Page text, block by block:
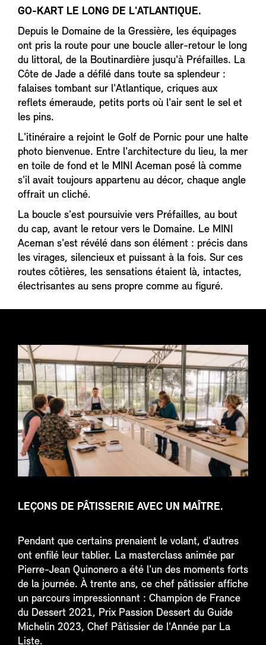
GO-KART LE LONG DE L'ATLANTIQUE.
Depuis le Domaine de la Gressière, les équipages
ont pris la route pour une boucle aller-retour le long
du littoral, de la Boutinardière jusqu'à Préfailles. La
Côte de Jade a défilé dans toute sa splendeur :
falaises tombant sur l'Atlantique, criques aux
reflets émeraude, petits ports où l'air sent le sel et
les pins.
L'itinéraire a rejoint le Golf de Pornic pour une halte
photo bienvenue. Entre l'architecture du lieu, la mer
en toile de fond et le MINI Aceman posé là comme
s'il avait toujours appartenu au décor, chaque angle
offrait un cliché.
La boucle s'est poursuivie vers Préfailles, au bout
du cap, avant le retour vers le Domaine. Le MINI
Aceman s'est révélé dans son élément : précis dans
les virages, silencieux et puissant à la fois. Sur ces
routes côtières, les sensations étaient là, intactes,
électrisantes au sens propre comme au figuré.
LEÇONS DE PÂTISSERIE AVEC UN MAÎTRE.
Pendant que certains prenaient le volant, d'autres
ont enfilé leur tablier. La masterclass animée par
Pierre-Jean Quinonero a été l'un des moments forts
de la journée. À trente ans, ce chef pâtissier affiche
un parcours impressionnant : Champion de France
du Dessert 2021, Prix Passion Dessert du Guide
Michelin 2023, Chef Pâtissier de l'Année par La
Liste.